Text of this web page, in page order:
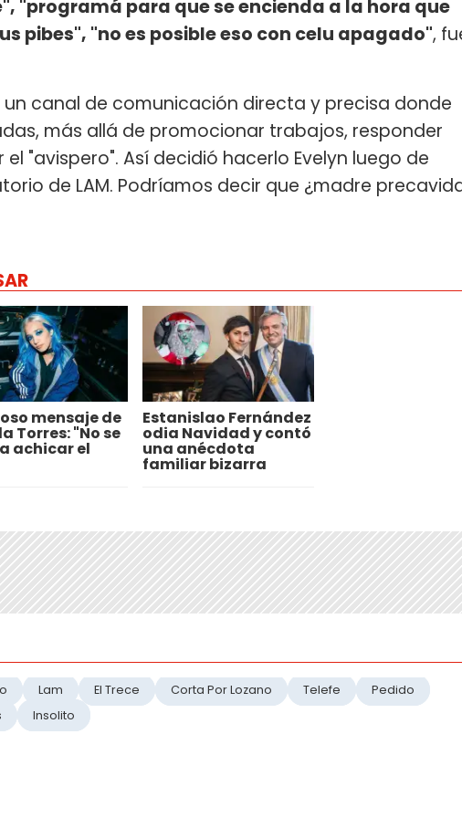
"programá para que se encienda a la hora que
pibes", "no es posible eso con celu apagado",
un canal de comunicación directa y precisa donde
más allá de promocionar trabajos, responder
"avispero". Así decidió hacerlo Evelyn luego de
de LAM. Podríamos decir que ¿madre
mensaje de
Torres: "No se
achicar el
Estanislao Fernández
odia Navidad y contó
una anécdota
familiar bizarra
Lam El Trece Corta Por Lozano Telefe
Pedido
Insolito